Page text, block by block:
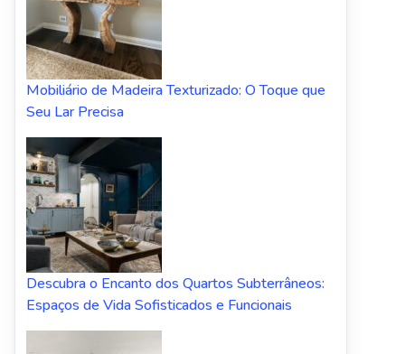
Mobiliário de Madeira Texturizado: O Toque que
Seu Lar Precisa
Descubra o Encanto dos Quartos Subterrâneos:
Espaços de Vida Sofisticados e Funcionais